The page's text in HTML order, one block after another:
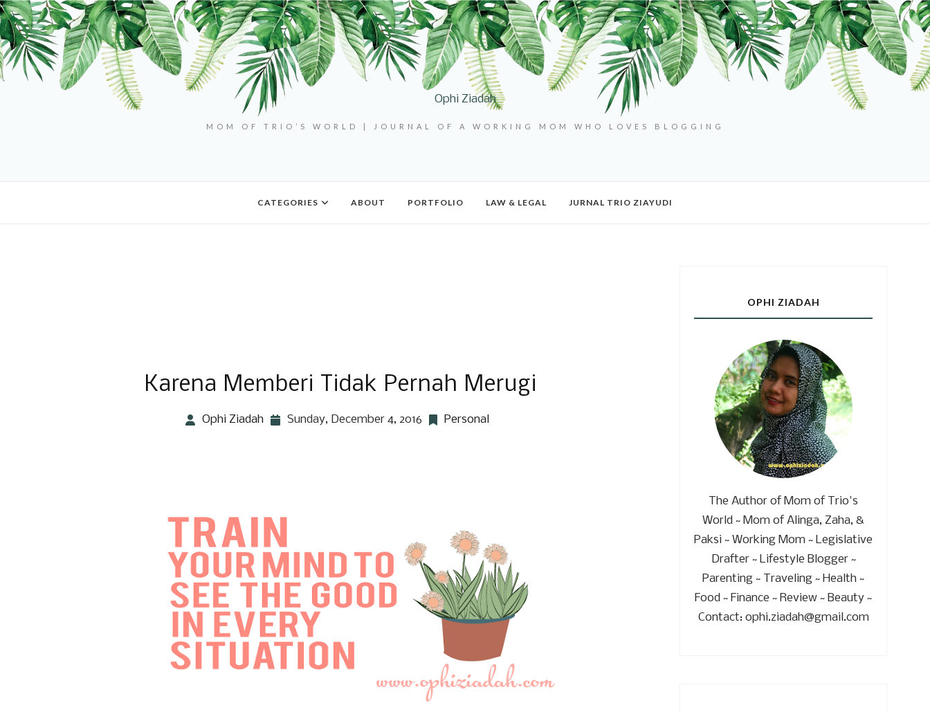
Ophi Ziadah
MOM OF TRIO’S WORLD | JOURNAL OF A WORKING MOM WHO LOVES BLOGGING
CATEGORIES ABOUT PORTFOLIO LAW & LEGAL JURNAL TRIO ZIAYUDI
Karena Memberi Tidak Pernah Merugi
Ophi Ziadah Sunday, December 4, 2016 Personal
OPHI ZIADAH
The Author of Mom of Trio's
World ~ Mom of Alinga, Zaha, &
Paksi ~ Working Mom ~ Legislative
Drafter ~ Lifestyle Blogger ~
Parenting ~ Traveling ~ Health ~
Food ~ Finance ~ Review ~ Beauty ~
Contact: ophi.ziadah@gmail.com